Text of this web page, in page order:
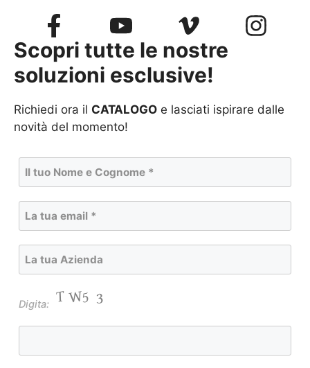
Scopri tutte le nostre
soluzioni esclusive!
Richiedi ora il CATALOGO e lasciati ispirare dalle
novità del momento!
Digita: